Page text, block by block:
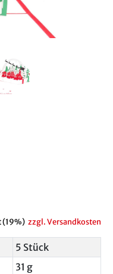
(19%) zzgl. Versandkosten
5 Stück
31 g